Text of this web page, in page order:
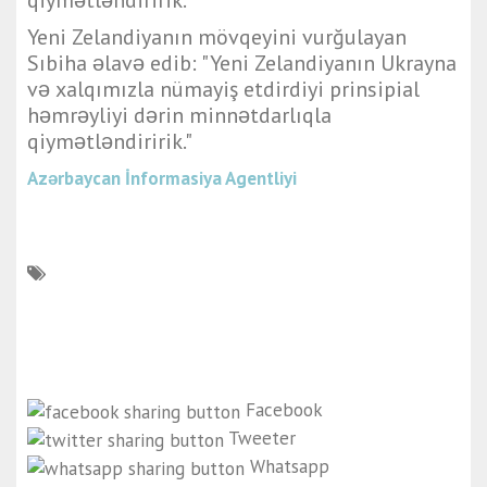
Yeni Zelandiyanın mövqeyini vurğulayan
Sıbiha əlavə edib: "Yeni Zelandiyanın Ukrayna
və xalqımızla nümayiş etdirdiyi prinsipial
həmrəyliyi dərin minnətdarlıqla
qiymətləndiririk."
Azərbaycan İnformasiya Agentliyi
Facebook
Tweeter
Whatsapp